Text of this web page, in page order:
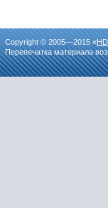
Copyright © 2005—2015 «
Перепечатка материала